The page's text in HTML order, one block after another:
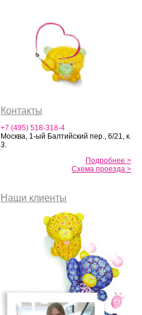
Контакты
+7 (495) 518-318-4
Москва, 1-ый Балтийский пер., 6/21, к.
3.
Подробнее >
Схема проезда >
Наши клиенты